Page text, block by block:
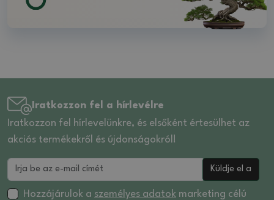
Iratkozzon fel a hírlevélre
Iratkozzon fel hírlevelünkre, és elsőként értesülhet az
akciós termékekről és újdonságokról!
Küldje el a
Hozzájárulok a személyes adatok marketing célú